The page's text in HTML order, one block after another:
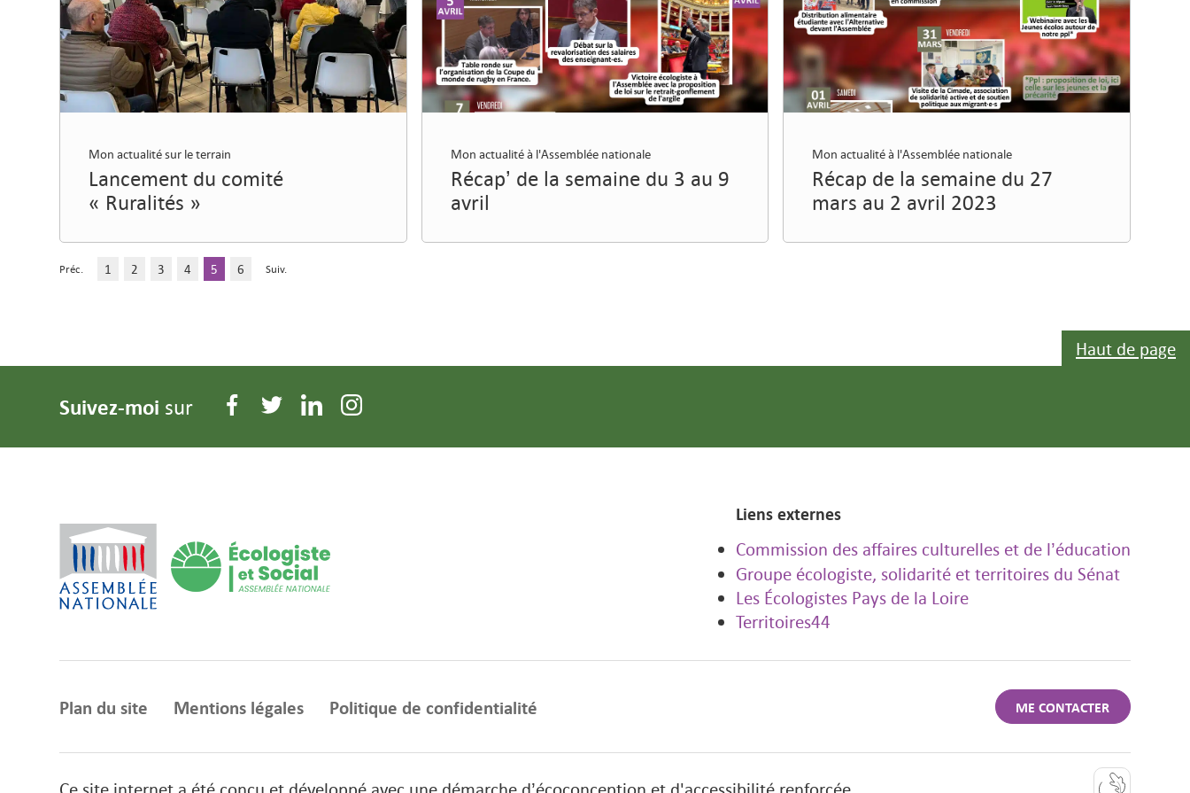
Mon actualité sur le terrain
Lancement du comité
« Ruralités »
Mon actualité à l'Assemblée nationale
Récap’ de la semaine du 3 au 9
avril
Mon actualité à l'Assemblée nationale
Récap de la semaine du 27
mars au 2 avril 2023
Préc. 1 2 3 4 5 6 Suiv.
Haut de page
Suivez-moi sur
Liens externes
Commission des affaires culturelles et de l’éducation
Groupe écologiste, solidarité et territoires du Sénat
Les Écologistes Pays de la Loire
Territoires44
Plan du site Mentions légales Politique de confidentialité ME CONTACTER
Ce site internet a été conçu et développé avec une démarche d’écoconception et d'accessibilité renforcée.